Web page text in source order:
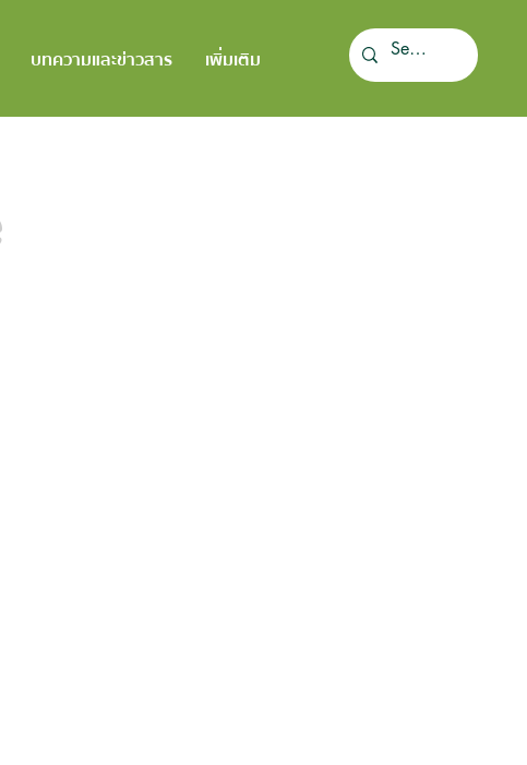
บทความและข่าวสาร เพิ่มเติม